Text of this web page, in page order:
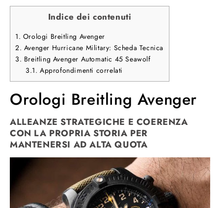
Indice dei contenuti
1. Orologi Breitling Avenger
2. Avenger Hurricane Military: Scheda Tecnica
3. Breitling Avenger Automatic 45 Seawolf
3.1. Approfondimenti correlati
Orologi Breitling Avenger
ALLEANZE STRATEGICHE E COERENZA
CON LA PROPRIA STORIA PER
MANTENERSI AD ALTA QUOTA